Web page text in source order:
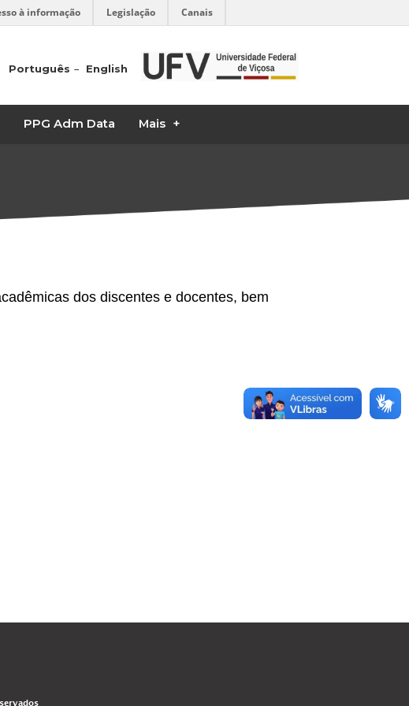
à informação Legislação Canais
Português English
PPG Adm Data Mais
dos discentes e docentes, bem